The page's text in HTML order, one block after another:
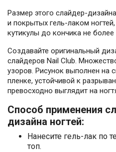
Размер этого слайдер-
и покрытых гель-лаком
кутикулы до кончика не более
Создавайте оригинальный
слайдеров Nail Club.
узоров. Рисунок выполнен на
пленке, устойчивой к
превосходно выглядит на
Способ применения
дизайна ногтей:
Нанесите гель-лак по
топ.